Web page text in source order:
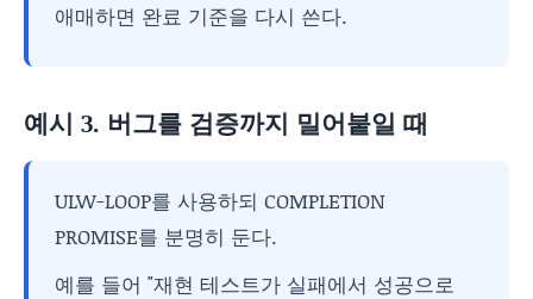
애매하면 완료 기준을 다시 쓴다.
예시 3. 버그를 검증까지 밀어붙일 때
ULW-LOOP를 사용하되 COMPLETION
PROMISE를 분명히 둔다.
예를 들어 "재현 테스트가 실패에서 성공으로